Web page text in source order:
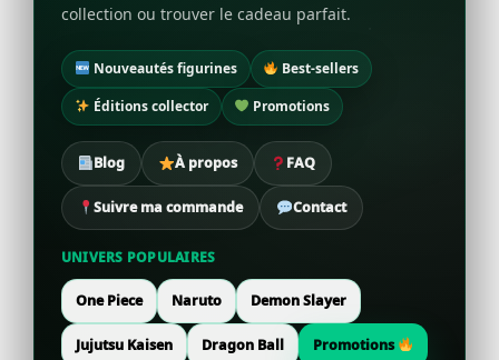
collection ou trouver le cadeau parfait.
Nouveautés figurines
Best-sellers
Éditions collector
Promotions
Blog À propos FAQ
Suivre ma commande Contact
UNIVERS POPULAIRES
One Piece Naruto Demon Slayer
Jujutsu Kaisen Dragon Ball
Promotions